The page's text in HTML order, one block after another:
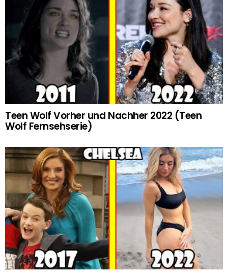
Teen Wolf Vorher und Nachher 2022 (Teen
Wolf Fernsehserie)